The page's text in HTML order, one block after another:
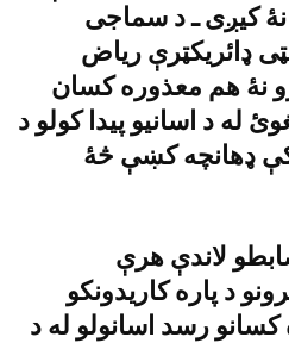
کيږى ـ د سماجى
ډائريکټرې رياض
نۀ هم معذوره کسان
له د اسانيو پيدا کولو د
ډهانچه کښې څۀ
لاندې هرې
د پاره کاريدونکو
رسد اسانولو له د